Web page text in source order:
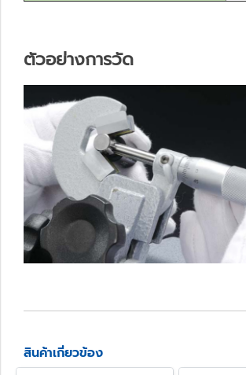
ตัวอย่างการวัด
สินค้าเกี่ยวข้อง